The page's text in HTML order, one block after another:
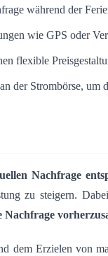
während der
wie GPS oder
flexible
der Strombörse, um
Nachfrage
zu steigern.
dem Erzielen von